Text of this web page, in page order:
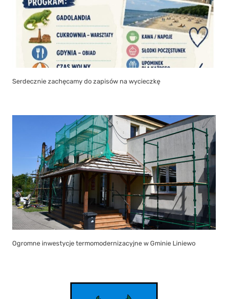
Serdecznie zachęcamy do zapisów na wycieczkę
Ogromne inwestycje termomodernizacyjne w Gminie Liniewo